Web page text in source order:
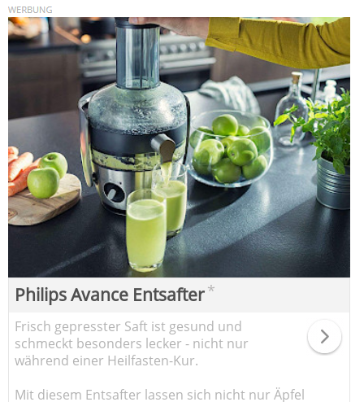
Philips Avance Entsafter*
Frisch gepresster Saft ist gesund und
schmeckt besonders lecker - nicht nur
während einer Heilfasten-Kur.
Mit diesem Entsafter lassen sich nicht nur Äpfel